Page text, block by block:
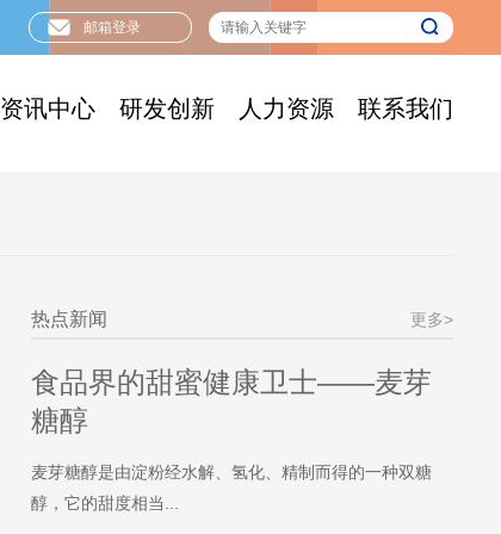
邮箱登录
资讯中心 研发创新 人力资源 联系我们
热点新闻 更多>
食品界的甜蜜健康卫士——麦芽
糖醇
麦芽糖醇是由淀粉经水解、氢化、精制而得的一种双糖
醇，它的甜度相当...